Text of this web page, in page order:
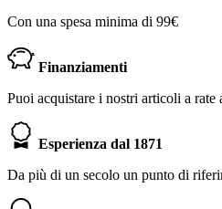
Con una spesa minima di 99€
Finanziamenti
Puoi acquistare i nostri articoli a rate
Esperienza dal 1871
Da più di un secolo un punto di